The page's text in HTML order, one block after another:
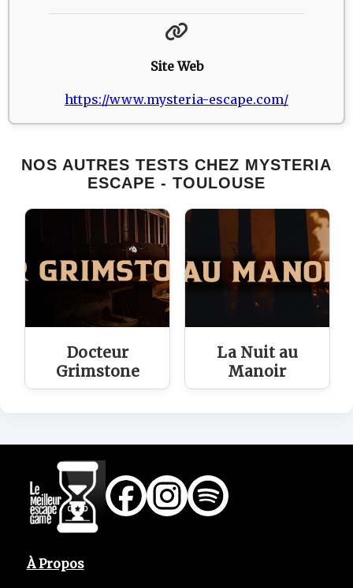
Site Web
https://www.mysteria-escape.com/
NOS AUTRES TESTS CHEZ MYSTERIA
ESCAPE - TOULOUSE
Docteur
Grimstone
La Nuit au
Manoir
À Propos